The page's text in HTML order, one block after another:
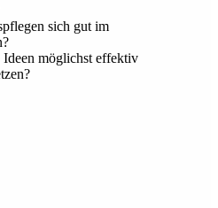
sich gut im
möglichst effektiv